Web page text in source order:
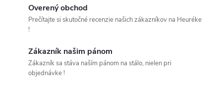
Overený obchod
Prečítajte si skutočné recenzie našich zákazníkov na Heuréke
!
Zákazník našim pánom
Zákazník sa stáva naším pánom na stálo, nielen pri
objednávke !